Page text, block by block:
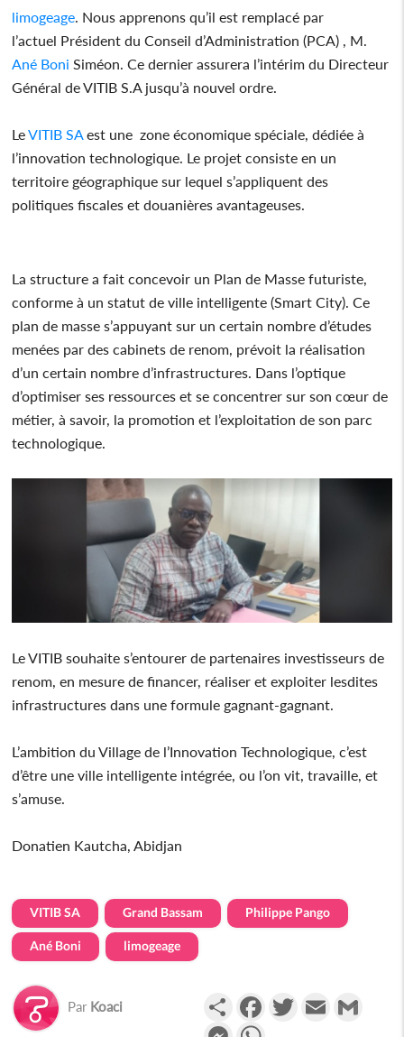
limogeage . Nous apprenons qu’il est remplacé par
l’actuel Président du Conseil d’Administration (PCA) , M.
Ané Boni Siméon. Ce dernier assurera l’intérim du Directeur
Général de VITIB S.A jusqu’à nouvel ordre.
LeVITIB SA est une zone économique spéciale, dédiée à
l’innovation technologique. Le projet consiste en un
territoire géographique sur lequel s’appliquent des
politiques fiscales et douanières avantageuses.
La structure a fait concevoir un Plan de Masse futuriste,
conforme à un statut de ville intelligente (Smart City). Ce
plan de masse s’appuyant sur un certain nombre d’études
menées par des cabinets de renom, prévoit la réalisation
d’un certain nombre d’infrastructures. Dans l’optique
d’optimiser ses ressources et se concentrer sur son cœur de
métier, à savoir, la promotion et l’exploitation de son parc
technologique.
Le VITIB souhaite s’entourer de partenaires investisseurs de
renom, en mesure de financer, réaliser et exploiter lesdites
infrastructures dans une formule gagnant-gagnant.
L’ambition du Village de l’Innovation Technologique, c’est
d’être une ville intelligente intégrée, ou l’on vit, travaille, et
s’amuse.
Donatien Kautcha, Abidjan
VITIB SA Grand Bassam Philippe Pango
Ané Boni limogeage
Par Koaci PartagerFacebookTwitterEmail
Messenger